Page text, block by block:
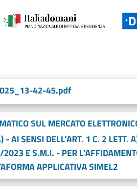
42-45.pdf
SUL MERCATO
AI SENSI DELL’ART. 1 C. 2 LETT.
E S.M.I. - PER
APPLICATIVA SIMEL2